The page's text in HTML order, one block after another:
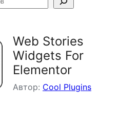
Web Stories
Widgets For
Elementor
Автор: Cool Plugins